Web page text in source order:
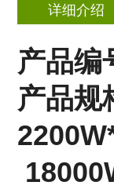
详细介绍
产品
产品